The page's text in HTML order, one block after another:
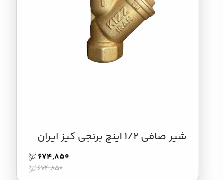
شیر صافی 1/2 اینچ برنجی کیز ایران
674,850
674,850